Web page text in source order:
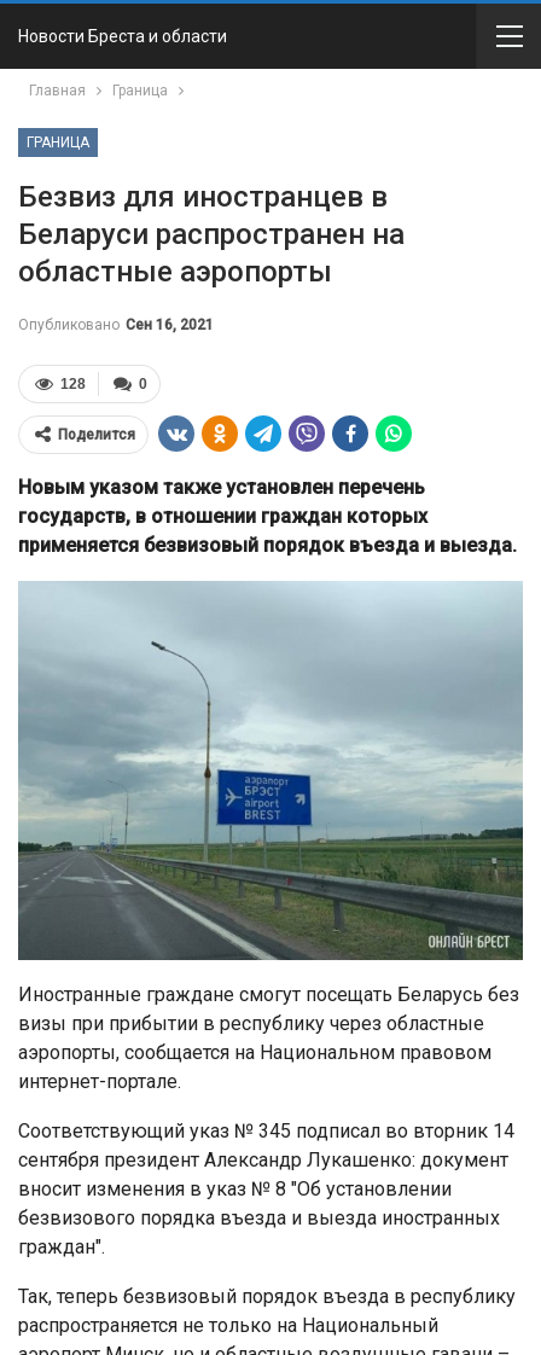
Новости Бреста и области
Главная Граница
ГРАНИЦА
Безвиз для иностранцев в
Беларуси распространен на
областные аэропорты
Опубликовано Сен 16, 2021
0
128
Поделится
Новым указом также установлен перечень
государств, в отношении граждан которых
применяется безвизовый порядок въезда и выезда.
Иностранные граждане смогут посещать Беларусь без
визы при прибытии в республику через областные
аэропорты, сообщается на Национальном правовом
интернет-портале.
Соответствующий указ № 345 подписал во вторник 14
сентября президент Александр Лукашенко: документ
вносит изменения в указ № 8 "Об установлении
безвизового порядка въезда и выезда иностранных
граждан".
Так, теперь безвизовый порядок въезда в республику
распространяется не только на Национальный